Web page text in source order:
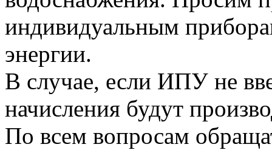
индивидуальным
энергии.
В случае, если ИПУ не
начисления будут
По всем вопросам